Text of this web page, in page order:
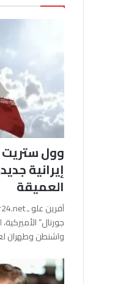
وول ستريت
إيرانية
العميقة
جورنال”
واشنطن وطهران